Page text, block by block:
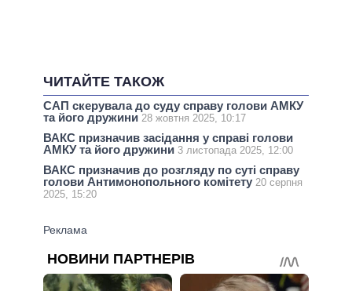
ЧИТАЙТЕ ТАКОЖ
САП скерувала до суду справу голови АМКУ
та його дружини 28 жовтня 2025, 10:17
ВАКС призначив засідання у справі голови
АМКУ та його дружини 3 листопада 2025, 12:00
ВАКС призначив до розгляду по суті справу
голови Антимонопольного комітету 20 серпня
2025, 15:20